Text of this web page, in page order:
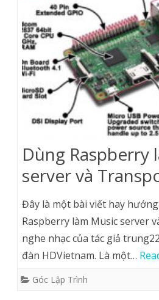
Dùng Raspberry
server và
Đây là một bài viết hay
Raspberry làm Music server
nghe nhạc của tác giả
đàn HDVietnam. Là một…
Góc Lập Trình